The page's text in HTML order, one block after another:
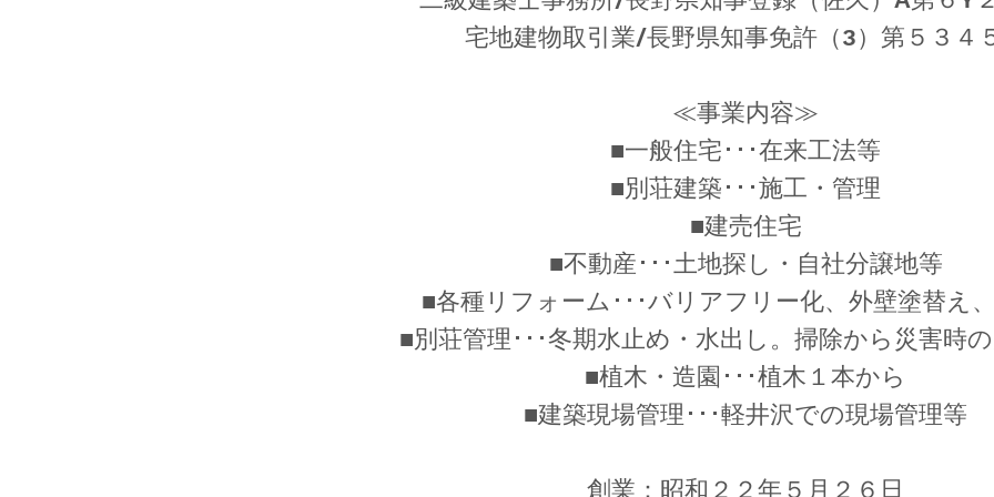
宅地建物取引業/長野県知事免許（3）第５３４
≪事業内容≫
■一般住宅･･･在来工法等
■別荘建築･･･施工・管理
■建売住宅
■不動産･･･土地探し・自社分譲地等
■各種リフォーム･･･バリアフリー化、外壁塗替え
■別荘管理･･･冬期水止め・水出し。掃除から災害時
■植木・造園･･･植木１本から
■建築現場管理･･･軽井沢での現場管理等
創業：昭和２２年５月２６日